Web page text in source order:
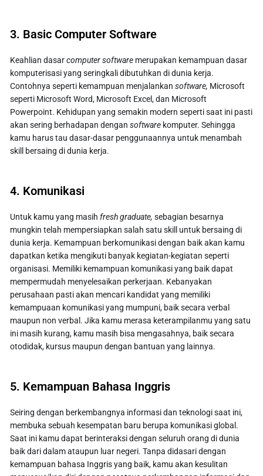
3. Basic Computer Software
Keahlian dasarcomputer software merupakan kemampuan dasar
komputerisasi yang seringkali dibutuhkan di dunia kerja.
Contohnya seperti kemampuan menjalankan software, Microsoft
seperti Microsoft Word, Microsoft Excel, dan Microsoft
Powerpoint. Kehidupan yang semakin modern seperti saat ini pasti
akan sering berhadapan dengansoftware komputer. Sehingga
kamu harus tau dasar-dasar penggunaannya untuk menambah
skill bersaing di dunia kerja.
4. Komunikasi
Untuk kamu yang masihfresh graduate,sebagian besarnya
mungkin telah mempersiapkan salah satu skill untuk bersaing di
dunia kerja. Kemampuan berkomunikasi dengan baik akan kamu
dapatkan ketika mengikuti banyak kegiatan-kegiatan seperti
organisasi. Memiliki kemampuan komunikasi yang baik dapat
mempermudah menyelesaikan perkerjaan. Kebanyakan
perusahaan pasti akan mencari kandidat yang memiliki
kemampuaan komunikasi yang mumpuni, baik secara verbal
maupun non verbal. Jika kamu merasa keterampilanmu yang satu
ini masih kurang, kamu masih bisa mengasahnya, baik secara
otodidak, kursus maupun dengan bantuan yang lainnya.
5. Kemampuan Bahasa Inggris
Seiring dengan berkembangnya informasi dan teknologi saat ini,
membuka sebuah kesempatan baru berupa komunikasi global.
Saat ini kamu dapat berinteraksi dengan seluruh orang di dunia
baik dari dalam ataupun luar negeri. Tanpa didasari dengan
kemampuan bahasa Inggris yang baik, kamu akan kesulitan